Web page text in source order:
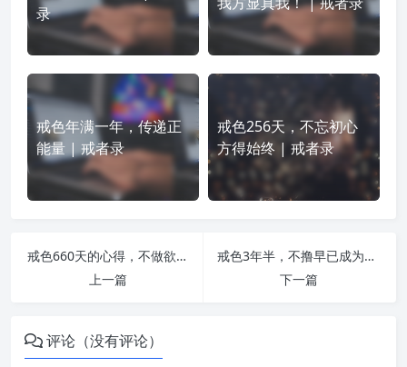
录
戒色年满一年，传递正
能量 | 戒者录
戒色256天，不忘初心
方得始终 | 戒者录
戒色660天的心得，不做欲望的奴隶！ | 戒者录
上一篇
戒色3年半，不撸早已成为一种习惯！ | 戒者录
下一篇
评论（没有评论）